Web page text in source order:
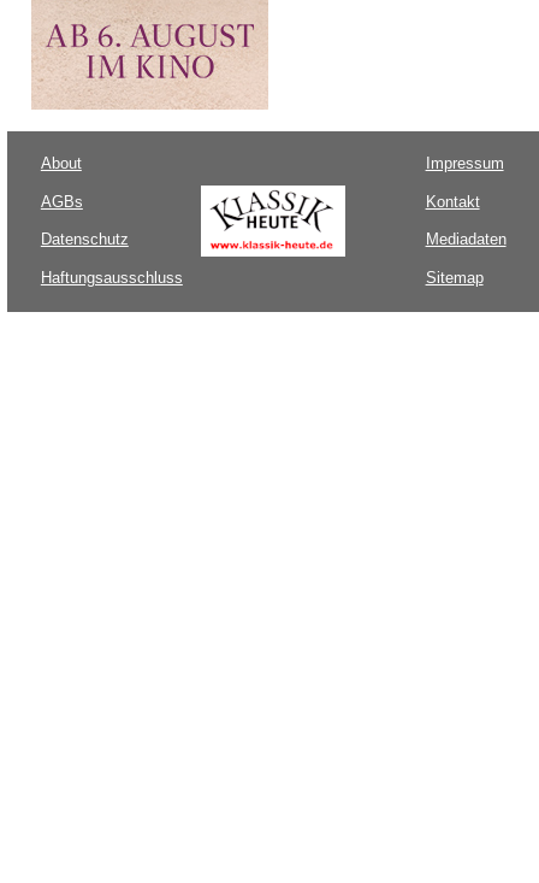
About
AGBs
Datenschutz
Haftungsausschluss
Impressum
Kontakt
Mediadaten
Sitemap